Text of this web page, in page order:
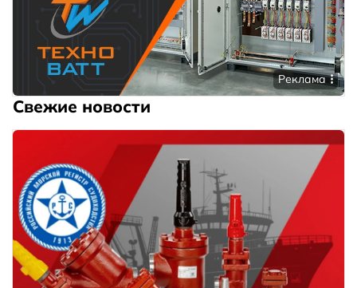
Реклама
Свежие новости